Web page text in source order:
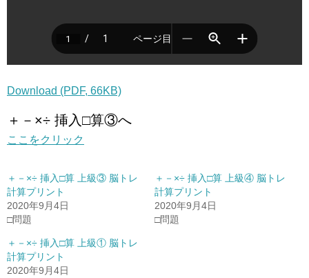
Download (PDF, 66KB)
＋－×÷ 挿入□算③へ
ここをクリック
＋－×÷ 挿入□算 上級③ 脳トレ
計算プリント
2020年9月4日
□問題
＋－×÷ 挿入□算 上級④ 脳トレ
計算プリント
2020年9月4日
□問題
＋－×÷ 挿入□算 上級① 脳トレ
計算プリント
2020年9月4日